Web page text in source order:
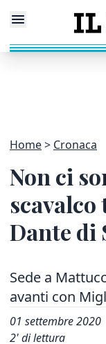
Home Cronaca
Non ci
scavalco
Dante di
Sede a
avanti con
01 settembre 2020
2' di lettura